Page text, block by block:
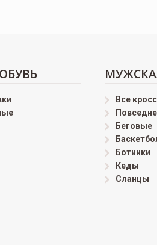
Все
Беговые
Ботинки
Кеды
Сланцы